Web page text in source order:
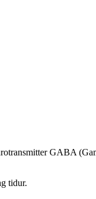
GABA
tidur.